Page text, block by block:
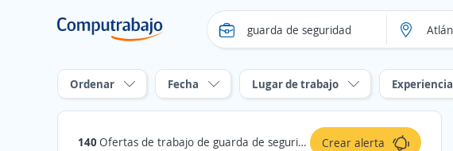
Ordenar Fecha Lugar de trabajo Experiencia
140 Ofertas de trabajo de guarda de seguridad en Atlántico Crear alerta